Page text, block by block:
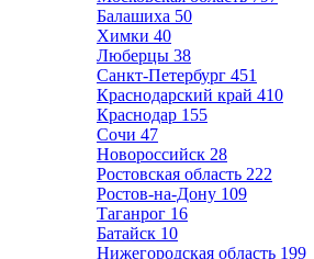
Балашиха 50
Химки 40
Люберцы 38
Санкт-Петербург 451
Краснодарский край 410
Краснодар 155
Сочи 47
Новороссийск 28
Ростовская область 222
Ростов-на-Дону 109
Таганрог 16
Батайск 10
Нижегородская область 199